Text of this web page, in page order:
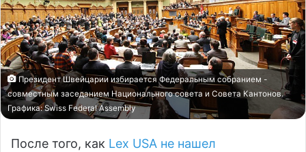
Президент Швейцарии избирается Федеральным собранием -
совместным заседанием Национального совета и Совета Кантонов.
Графика: Swiss Federal Assembly
После того, как Lex USA не нашел